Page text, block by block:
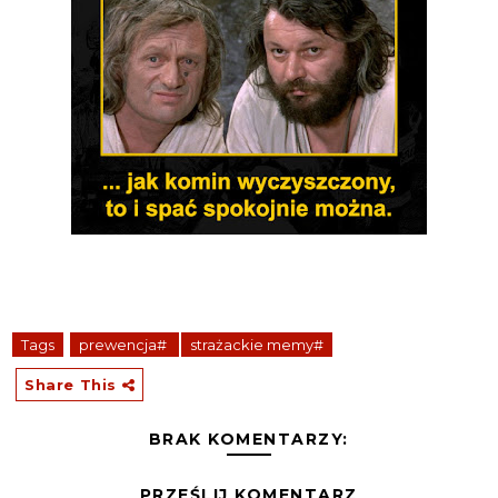
Tags prewencja# strażackie memy#
Share This
BRAK KOMENTARZY: